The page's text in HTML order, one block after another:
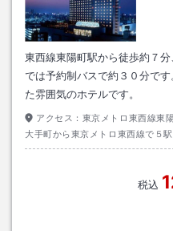
東西線東陽町駅から徒歩約７
では予約制バスで約３０分で
た雰囲気のホテルです。
アクセス： 東京メトロ東西線東
大手町から東京メトロ東西線で５
まで予約制バスで３０分。
税込